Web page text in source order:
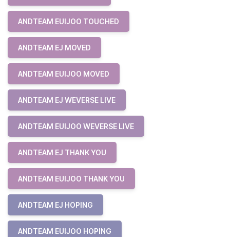
ANDTEAM EUIJOO TOUCHED
ANDTEAM EJ MOVED
ANDTEAM EUIJOO MOVED
ANDTEAM EJ WEVERSE LIVE
ANDTEAM EUIJOO WEVERSE LIVE
ANDTEAM EJ THANK YOU
ANDTEAM EUIJOO THANK YOU
ANDTEAM EJ HOPING
ANDTEAM EUIJOO HOPING